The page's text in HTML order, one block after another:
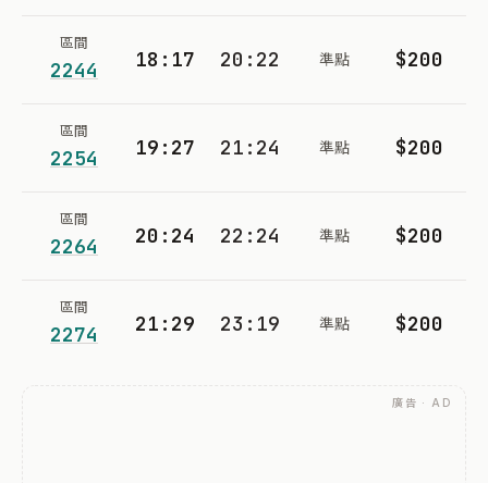
區間
2244 18:17 20:22 準點 $200
區間
2254 19:27 21:24 準點 $200
區間
2264 20:24 22:24 準點 $200
區間
2274 21:29 23:19 準點 $200
廣告 · AD